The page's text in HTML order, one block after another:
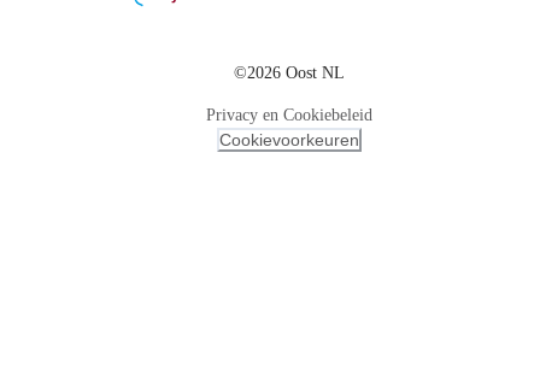
©2026 Oost NL
Privacy en Cookiebeleid
Cookievoorkeuren